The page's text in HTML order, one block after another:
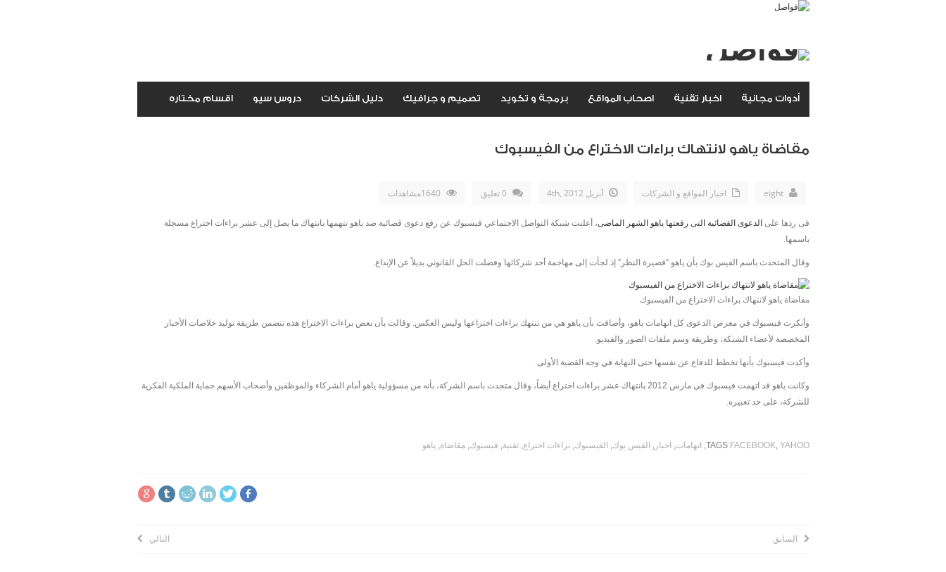
أدوات مجانية اخبار تقنية اصحاب المواقع برمجة و تكويد تصميم و جرافيك دليل الشركات دروس سيو اقسام مختاره
مقاضاة ياهو لانتهاك براءات الاختراع من الفيسبوك
eight اخبار المواقع و الشركات أبريل 4th, 2012 0 تعليق
فى ردها على الدعوى القضائية التى رفعتها ياهو الشهر الماضى، أعلنت شبكة التواصل الاجتماعي فيسبوك عن رفع دعوى قضائية ضد ياهو تتهمها بانتهاك ما يصل إلى عشر براءات اختراع مسجلة
باسمها.
وقال المتحدث باسم الفيس بوك بأن ياهو “قصيرة النظر” إذ لجأت إلى مهاجمة أحد شركائها وفضلت الحل القانوني بديلاً عن الإبداع.
مقاضاة ياهو لانتهاك براءات الاختراع من الفيسبوك
وأنكرت فيسبوك في معرض الدعوى كل اتهامات ياهو، وأضافت بأن ياهو هي من تنتهك براءات اختراعها وليس العكس. وقالت بأن بعض براءات الاختراع هذه تتضمن طريقة توليد خلاصات الأخبار
المخصصة لأعضاء الشبكة، وطريقة وسم ملفات الصور والفيديو.
وأكدت فيسبوك بأنها تخطط للدفاع عن نفسها حتى النهاية في وجه القضية الأولى.
وكانت ياهو قد اتهمت فيسبوك في مارس 2012 بانتهاك عشر براءات اختراع أيضاً، وقال متحدث باسم الشركة، بأنه من مسؤولية ياهو أمام الشركاء والموظفين وأصحاب الأسهم حماية الملكية الفكرية
للشركة، على حد تعبيره.
TAGS FACEBOOK, YAHOO
, اتهامات, اخبار, الفيس بوك, الفيسبوك,براءات اختراع,تقنية, فيسبوك,مقاضاة,ياهو
السابق التالي